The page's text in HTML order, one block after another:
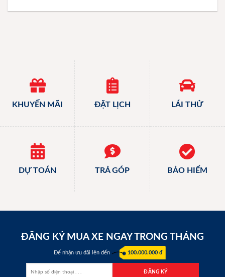
KHUYẾN MÃI ĐẶT LỊCH LÁI THỬ
DỰ TOÁN TRẢ GÓP BẢO HIỂM
ĐĂNG KÝ MUA XE NGAY TRONG THÁNG
Để nhận ưu đãi lên đến 100.000.000 đ